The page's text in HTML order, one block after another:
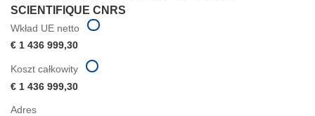
SCIENTIFIQUE CNRS
Wkład UE netto
€ 1 436 999,30
Adres
Koszt całkowity
€ 1 436 999,30